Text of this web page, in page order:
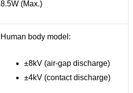
8.5W (Max.)
Human body model:
±8kV (air-gap discharge)
±4kV (contact discharge)